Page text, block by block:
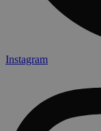
Instagram